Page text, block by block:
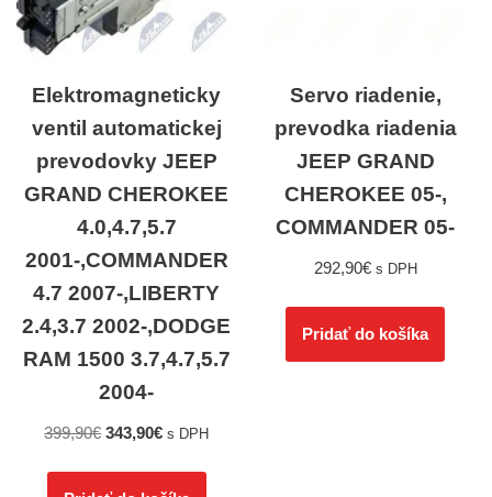
Elektromagneticky
ventil automatickej
prevodovky JEEP
GRAND CHEROKEE
4.0,4.7,5.7
2001-,COMMANDER
4.7 2007-,LIBERTY
2.4,3.7 2002-,DODGE
RAM 1500 3.7,4.7,5.7
2004-
399,90€ 343,90€ s DPH
Servo riadenie,
prevodka riadenia
JEEP GRAND
CHEROKEE 05-,
COMMANDER 05-
292,90€ s DPH
Pridať do košíka